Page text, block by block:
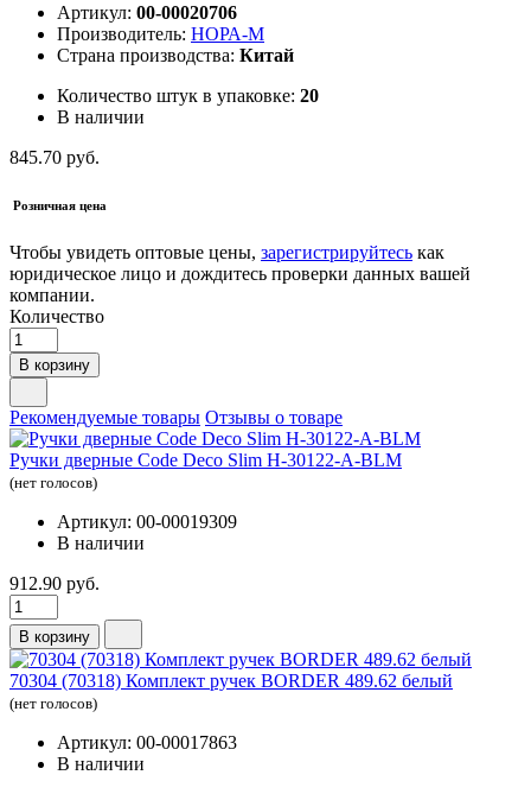
Артикул: 00-00020706
Производитель: НОРА-М
Страна производства: Китай
Количество штук в упаковке: 20
В наличии
845.70 руб.
Розничная цена
Чтобы увидеть оптовые цены, зарегистрируйтесь как
юридическое лицо и дождитесь проверки данных вашей
компании.
Количество
В корзину
Рекомендуемые товары Отзывы о товаре
Ручки дверные Code Deco Slim H-30122-A-BLM
(нет голосов)
Артикул: 00-00019309
В наличии
912.90 руб.
В корзину
70304 (70318) Комплект ручек BORDER 489.62 белый
(нет голосов)
Артикул: 00-00017863
В наличии